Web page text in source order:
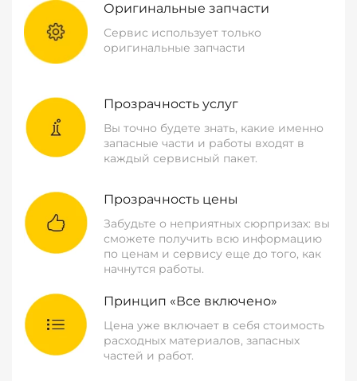
Оригинальные запчасти
Сервис использует только
оригинальные запчасти
Прозрачность услуг
Вы точно будете знать, какие именно
запасные части и работы входят в
каждый сервисный пакет.
Прозрачность цены
Забудьте о неприятных сюрпризах: вы
сможете получить всю информацию
по ценам и сервису еще до того, как
начнутся работы.
Принцип «Все включено»
Цена уже включает в себя стоимость
расходных материалов, запасных
частей и работ.